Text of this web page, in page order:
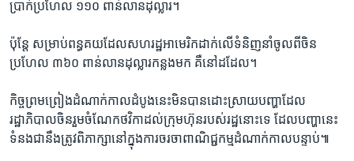
ប្រាក់​ប្រហែល ១១០ ពាន់​លាន​ដុល្លារ។
ប៉ុន្តែ សម្រាប់​ពន្ធ​គយ​ដែល​សហរដ្ឋ​អាមេរិក​ដាក់​លើ​ទំនិញ​នាំ​ចូល​ពី​ចិន​
ប្រហែល ៣៦០ ពាន់​លាន​ដុល្លារ​កន្លង​មក គឺ​នៅ​ដដែល។
កិច្ច​ព្រមព្រៀង​ដំណាក់​កាល​ដំបូង​នេះ​មិន​បាន​ដោះស្រាយ​បញ្ហា​ដែល​
រដ្ឋាភិបាល​ចិន​រួម​ចំណែក​ថវិកា​ដល់​ក្រុមហ៊ុន​របស់​រដ្ឋ​នោះ​ទេ ដែល​បញ្ហា​នេះ​
ទំនងជា​នឹង​ត្រូវ​ពិភាក្សា​នៅ​ក្នុង​ការ​ចរចា​ពាណិជ្ជកម្ម​ដំណាក់កាល​បន្ទាប់៕